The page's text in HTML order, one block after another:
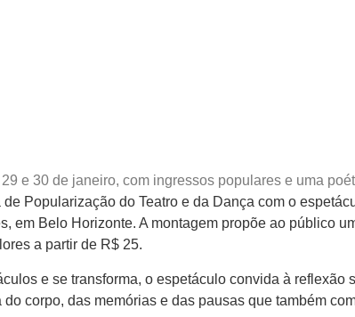
e 30 de janeiro, com ingressos populares e uma
Popularização do Teatro e da Dança com o
em Belo Horizonte. A montagem propõe ao público
a partir de R$ 25.
e se transforma, o espetáculo convida à reflexão
corpo, das memórias e das pausas que também